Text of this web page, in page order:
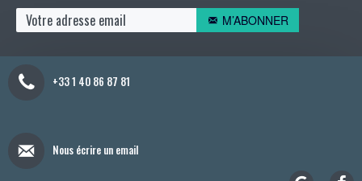
M’ABONNER
+33 1 40 86 87 81
Nous écrire un email